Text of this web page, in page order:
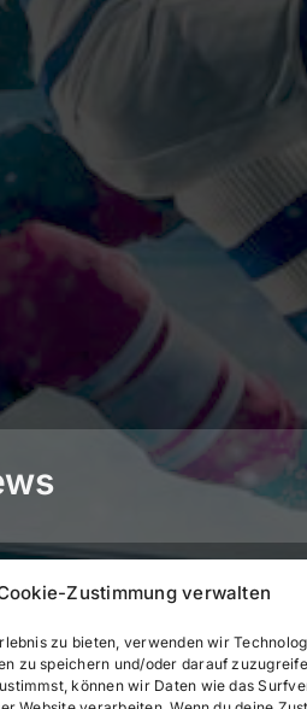
Zustimmung verwalten
zu bieten, verwenden wir
zu speichern und/oder darauf
können wir Daten wie das
© 2026 • BEV Bayerischer